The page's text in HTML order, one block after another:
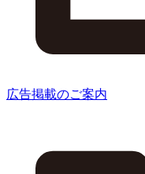
広告掲載のご案内